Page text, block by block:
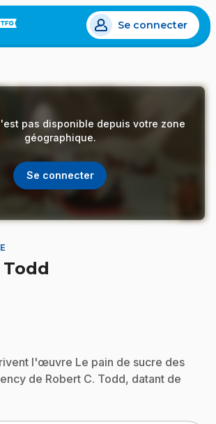
Se connecter
pas disponible depuis votre zone
géographique.
Se connecter
l'œuvre Le pain de sucre des
de Robert C. Todd, datant de